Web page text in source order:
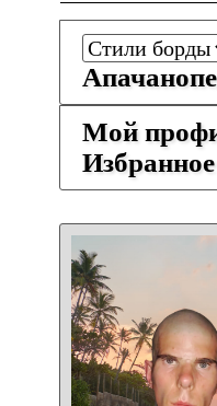
Мой
Избранное